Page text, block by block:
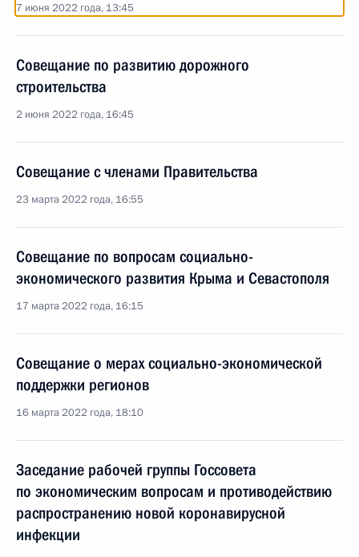
7 июня 2022 года, 13:45
Совещание по развитию дорожного
строительства
2 июня 2022 года, 16:45
Совещание с членами Правительства
23 марта 2022 года, 16:55
Совещание по вопросам социально-
экономического развития Крыма и Севастополя
17 марта 2022 года, 16:15
Совещание о мерах социально-экономической
поддержки регионов
16 марта 2022 года, 18:10
Заседание рабочей группы Госсовета
по экономическим вопросам и противодействию
распространению новой коронавирусной
инфекции